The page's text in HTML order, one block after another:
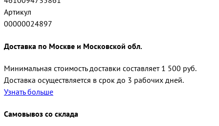
Артикул
00000024897
Доставка по Москве и Московской обл.
Минимальная стоимость доставки составляет 1 500 руб.
Доставка осуществляется в срок до 3 рабочих дней.
Узнать больше
Самовывоз со склада